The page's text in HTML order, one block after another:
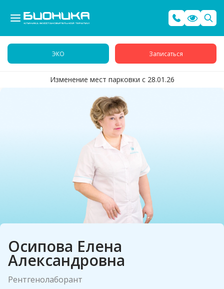
ЭКО Записаться
Изменение мест парковки с 28.01.26
Осипова Елена
Александровна
Рентгенолаборант